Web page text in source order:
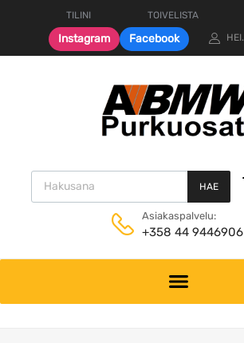
TILINI TOIVELISTA
Instagram Facebook HEI.
Products search
HAE
Asiakaspalvelu:
+358 44 9446906
content